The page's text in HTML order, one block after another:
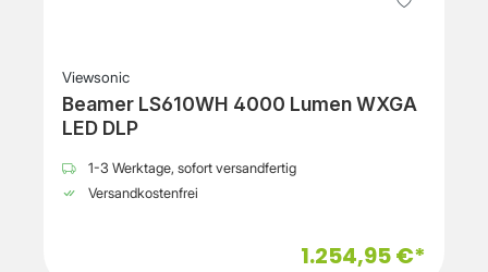
Viewsonic
Beamer LS610WH 4000 Lumen WXGA
LED DLP
1-3 Werktage, sofort versandfertig
Versandkostenfrei
1.254,95 €*